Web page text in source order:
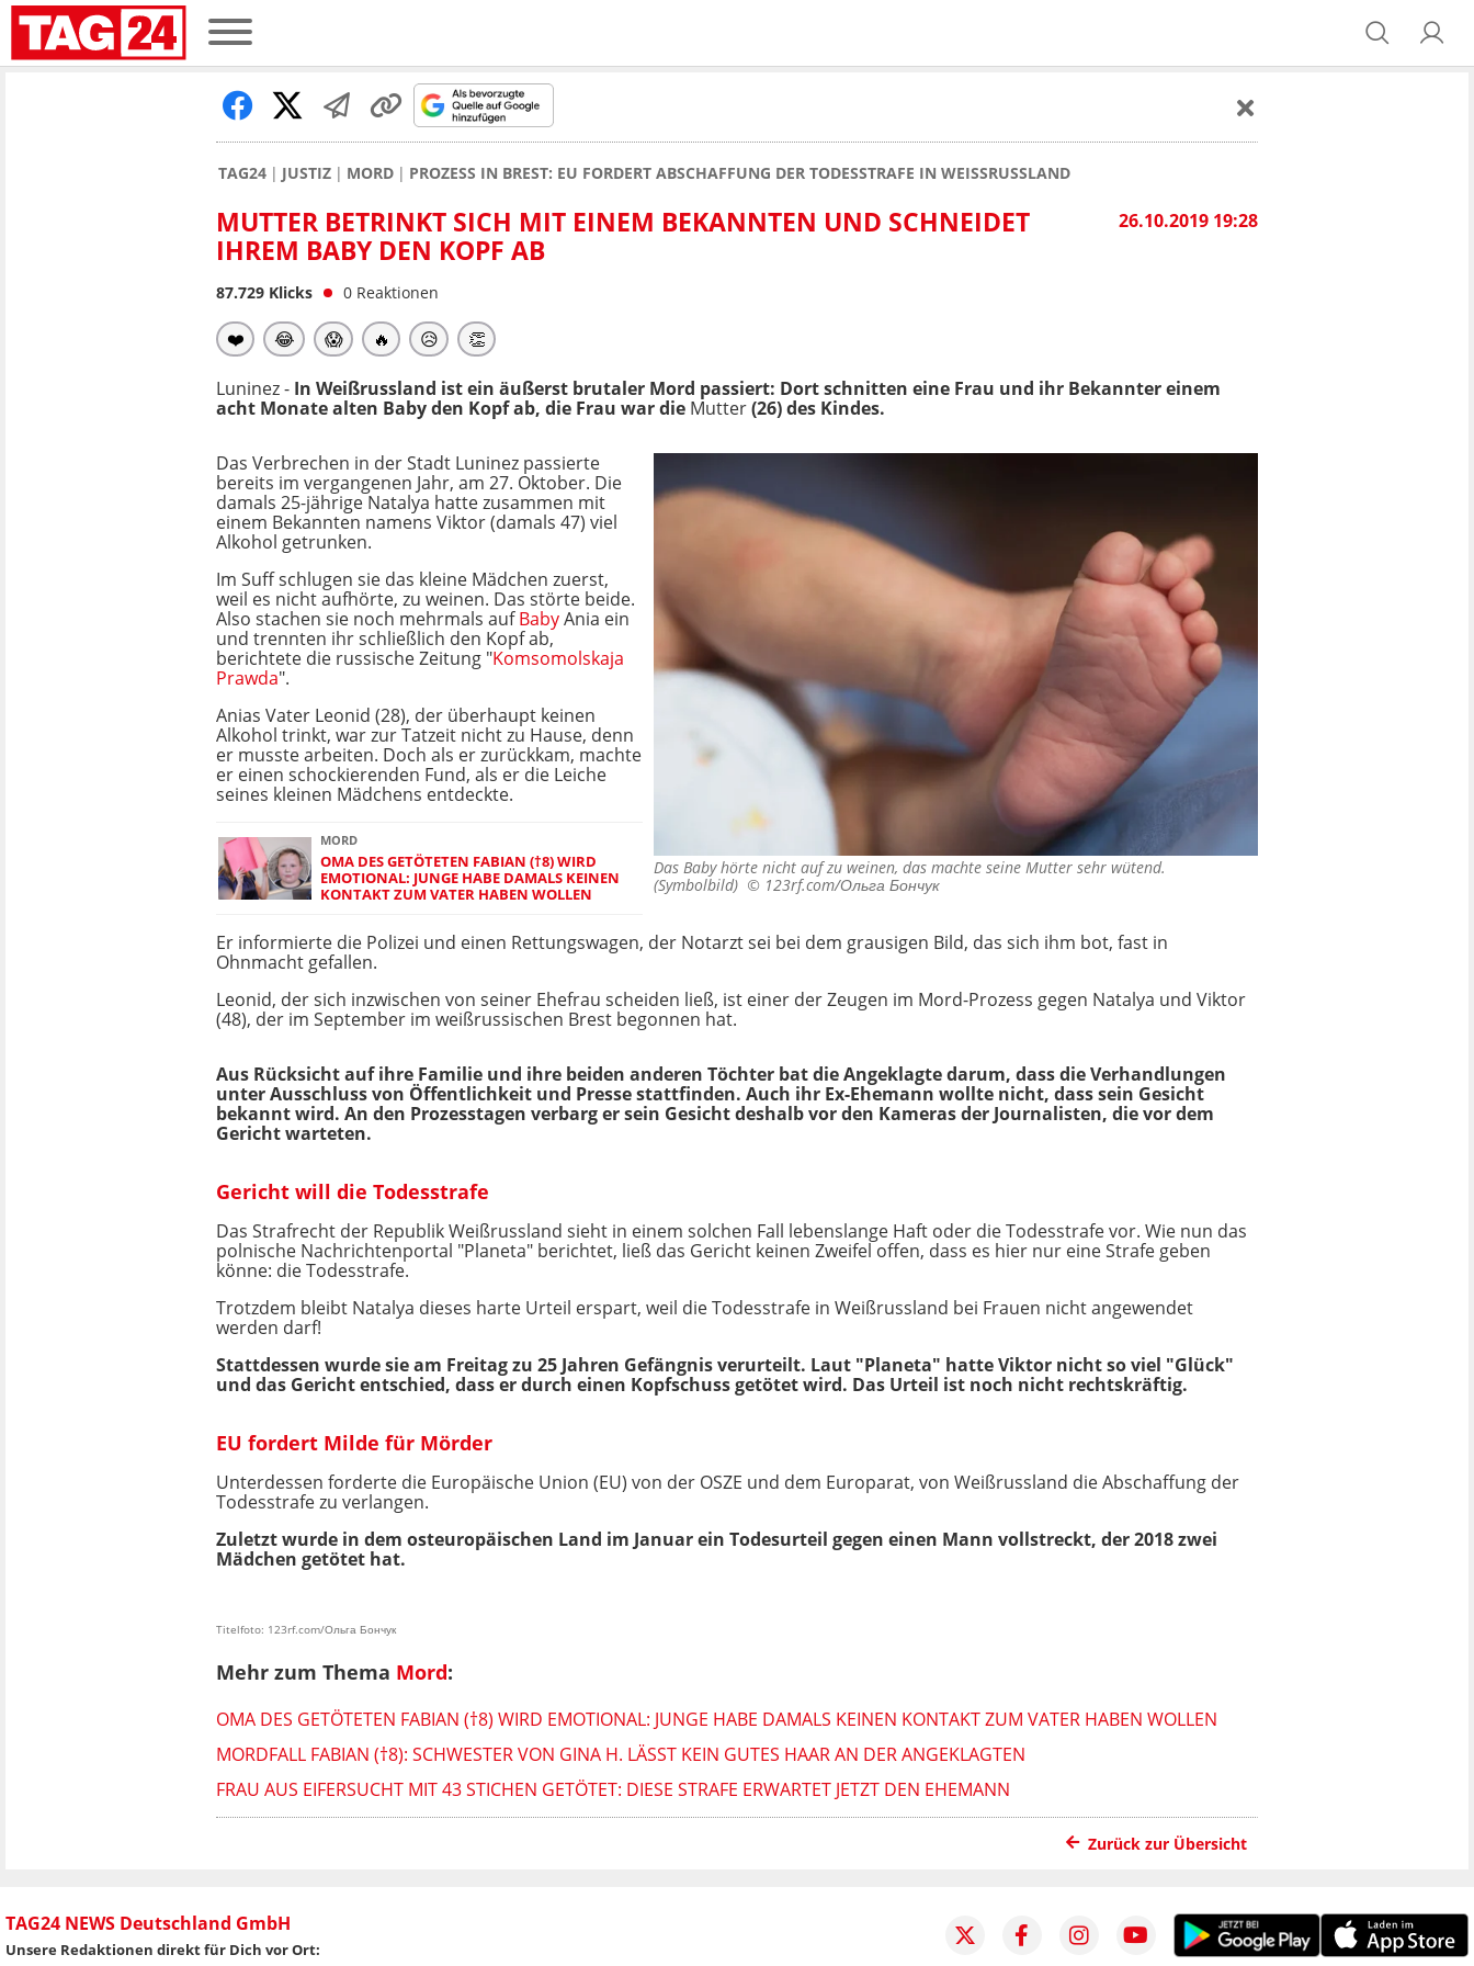
TAG24 JUSTIZ MORD PROZESS IN BREST: EU FORDERT ABSCHAFFUNG DER TODESSTRAFE IN WEISSRUSSLAND
26.10.2019 19:28
MUTTER BETRINKT SICH MIT EINEM BEKANNTEN UND SCHNEIDET
IHREM BABY DEN KOPF AB
87.729 Klicks 0 Reaktionen
❤️ 😂 😱 🔥 😥 👏
Luninez - In Weißrussland ist ein äußerst brutaler Mord passiert: Dort schnitten eine Frau und ihr Bekannter einem
acht Monate alten Baby den Kopf ab, die Frau war die Mutter(26) des Kindes.
Das Baby hörte nicht auf zu weinen, das machte seine Mutter sehr wütend.
(Symbolbild) © 123rf.com/Ольга Бончук
Das Verbrechen in der Stadt Luninez passierte
bereits im vergangenen Jahr, am 27. Oktober. Die
damals 25-jährige Natalya hatte zusammen mit
einem Bekannten namens Viktor (damals 47) viel
Alkohol getrunken.
Im Suff schlugen sie das kleine Mädchen zuerst,
weil es nicht aufhörte, zu weinen. Das störte beide.
Also stachen sie noch mehrmals aufBabyAnia ein
und trennten ihr schließlich den Kopf ab,
berichtete die russische Zeitung "Komsomolskaja
Prawda".
Anias Vater Leonid (28), der überhaupt keinen
Alkohol trinkt, war zur Tatzeit nicht zu Hause, denn
er musste arbeiten. Doch als er zurückkam, machte
er einen schockierenden Fund, als er die Leiche
seines kleinen Mädchens entdeckte.
MORD
OMA DES GETÖTETEN FABIAN (†8) WIRD
EMOTIONAL: JUNGE HABE DAMALS KEINEN
KONTAKT ZUM VATER HABEN WOLLEN
Er informierte die Polizei und einen Rettungswagen, der Notarzt sei bei dem grausigen Bild, das sich ihm bot, fast in
Ohnmacht gefallen.
Leonid, der sich inzwischen von seiner Ehefrau scheiden ließ, ist einer der Zeugen im Mord-Prozess gegen Natalya und Viktor
(48), der im September im weißrussischen Brest begonnen hat.
Aus Rücksicht auf ihre Familie und ihre beiden anderen Töchter bat die Angeklagte darum, dass die Verhandlungen
unter Ausschluss von Öffentlichkeit und Presse stattfinden. Auch ihr Ex-Ehemann wollte nicht, dass sein Gesicht
bekannt wird. An den Prozesstagen verbarg er sein Gesicht deshalb vor den Kameras der Journalisten, die vor dem
Gericht warteten.
Gericht will die Todesstrafe
Das Strafrecht der Republik Weißrussland sieht in einem solchen Fall lebenslange Haft oder die Todesstrafe vor. Wie nun das
polnische Nachrichtenportal "Planeta" berichtet, ließ das Gericht keinen Zweifel offen, dass es hier nur eine Strafe geben
könne: die Todesstrafe.
Trotzdem bleibt Natalya dieses harte Urteil erspart, weil die Todesstrafe in Weißrussland bei Frauen nicht angewendet
werden darf!
Stattdessen wurde sie am Freitag zu 25 Jahren Gefängnis verurteilt. Laut "Planeta" hatte Viktor nicht so viel "Glück"
und das Gericht entschied, dass er durch einen Kopfschuss getötet wird. Das Urteil ist noch nicht rechtskräftig.
EU fordert Milde für Mörder
Unterdessen forderte die Europäische Union (EU) von der OSZE und dem Europarat, von Weißrussland die Abschaffung der
Todesstrafe zu verlangen.
Zuletzt wurde in dem osteuropäischen Land im Januar ein Todesurteil gegen einen Mann vollstreckt, der 2018 zwei
Mädchen getötet hat.
Titelfoto: 123rf.com/Ольга Бончук
Mehr zum Thema Mord:
OMA DES GETÖTETEN FABIAN (†8) WIRD EMOTIONAL: JUNGE HABE DAMALS KEINEN KONTAKT ZUM VATER HABEN WOLLEN
MORDFALL FABIAN (†8): SCHWESTER VON GINA H. LÄSST KEIN GUTES HAAR AN DER ANGEKLAGTEN
FRAU AUS EIFERSUCHT MIT 43 STICHEN GETÖTET: DIESE STRAFE ERWARTET JETZT DEN EHEMANN
Zurück zur Übersicht
TAG24 NEWS Deutschland GmbH
Unsere Redaktionen direkt für Dich vor Ort: